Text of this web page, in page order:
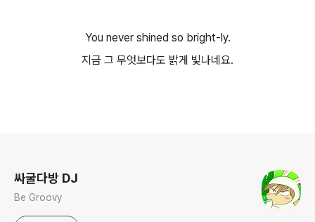
You never shined so bright-ly.
지금 그 무엇보다도 밝게 빛나네요.
싸굴다방 DJ
Be Groovy